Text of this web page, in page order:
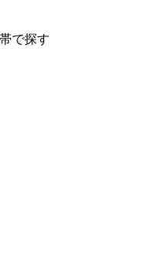
で探す